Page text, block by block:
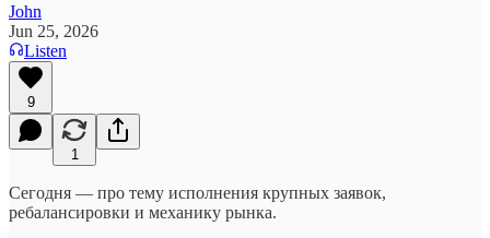
John
Jun 25, 2026
Listen
9
1
Сегодня — про тему исполнения крупных заявок,
ребалансировки и механику рынка.